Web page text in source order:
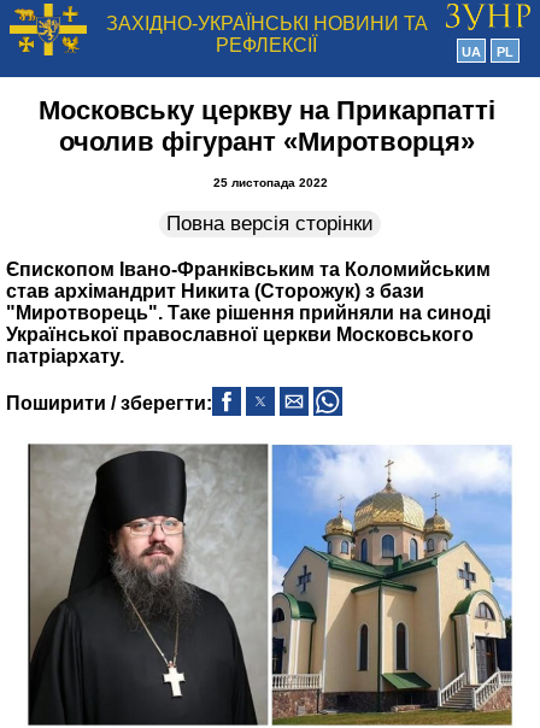
ЗАХІДНО-УКРАЇНСЬКІ НОВИНИ ТА
РЕФЛЕКСІЇ
UA PL
Московську церкву на Прикарпатті
очолив фігурант «Миротворця»
25 листопада 2022
Повна версія сторінки
Єпископом Івано-Франківським та Коломийським
став архімандрит Никита (Сторожук) з бази
"Миротворець". Таке рішення прийняли на синоді
Української православної церкви Московського
патріархату.
Поширити / зберегти: